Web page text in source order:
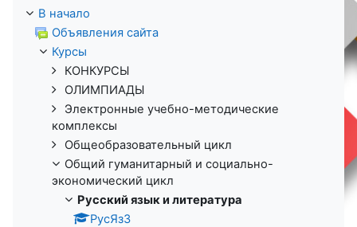
В начало
Объявления сайта
Курсы
КОНКУРСЫ
ОЛИМПИАДЫ
Электронные учебно-методические
комплексы
Общеобразовательный цикл
Общий гуманитарный и социально-
экономический цикл
Русский язык и литература
РусЯз3